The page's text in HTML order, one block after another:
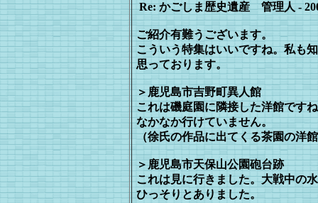
Re: かごしま歴史遺産 管理人 -
ご紹介有難うございます。
こういう特集はいいですね。私も
思っております。
＞鹿児島市吉野町異人館
これは磯庭園に隣接した洋館です
なかなか行けていません。
（徐氏の作品に出てくる茶園の洋
＞鹿児島市天保山公園砲台跡
これは見に行きました。大戦中の
ひっそりとありました。